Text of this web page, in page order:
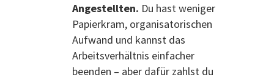
Angestellten. Du hast weniger
Papierkram, organisatorischen
Aufwand und kannst das
Arbeitsverhältnis einfacher
beenden – aber dafür zahlst du